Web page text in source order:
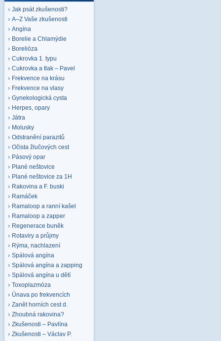
Jak psát zkušenosti?
A–Z Vaše zkušenosti
Angína
Borelie a Chlamýdie
Borelióza
Cukrovka 1. typu
Cukrovka a tlak – Pavel
Frekvence na krásu
Frekvence na vlasy
Gynekologická cysta
Herpes, opary
Játra
Molusky
Odstranění parazitů
Očista žlučových cest
Pásový opar
Plané neštovice
Plané neštovice za 1H
Rakovina a F. buski
Ramáček
Ramaloop a ranní kašel
Ramaloop a zapper
Regenerace buněk
Rotaviry a průjmy
Rýma, nachlazení
Spálová angína
Spálová angína a zapping
Spálová angína u dětí
Toxoplazmóza
Únava po frekvencích
Zanět horních cest d.
Zhoubná rakovina?
Zkušenosti – Pavlína
Zkušenosti – Václav P.